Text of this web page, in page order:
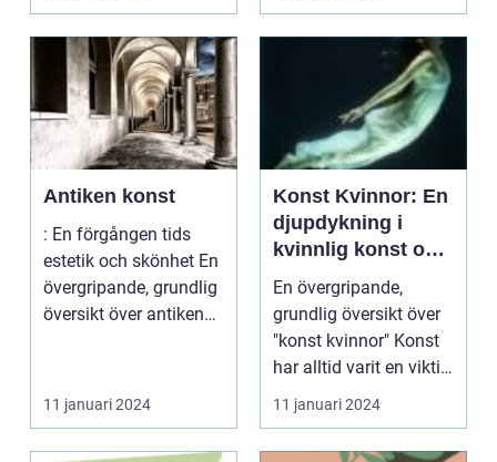
Antiken konst
: En förgången tids
estetik och skönhet En
övergripande, grundlig
översikt över antikens
11 januari 2024
Konst Kvinnor: En
djupdykning i
kvinnlig konst och
dess mångfald
En övergripande,
grundlig översikt över
"konst kvinnor" Konst
har alltid varit en viktig
del av män...
11 januari 2024